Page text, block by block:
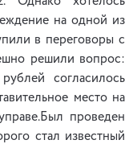
на одной из
в переговоры с
решили вопрос:
согласилось
место на
проведен
стал известный